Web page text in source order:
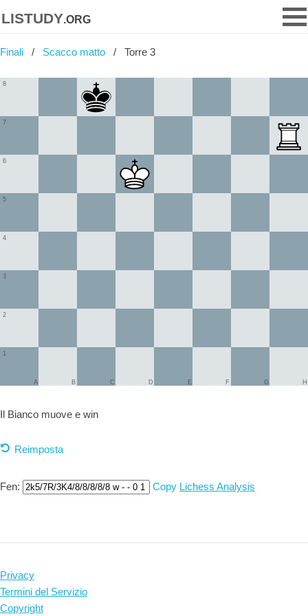
listudy.org
Finali Scacco matto Torre 3
1
2
3
4
5
6
7
8
A B C D E F G H
Il Bianco muove e win
Reimposta
Fen: Copy Lichess Analysis
Privacy
Termini del Servizio
Copyright